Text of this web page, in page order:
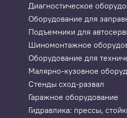
Диагностическое
Оборудование для
Подъемники для
Шиномонтажное
Оборудование для
Малярно-кузовное
Стенды сход-развал
Гаражное оборудование
Гидравлика: прессы,